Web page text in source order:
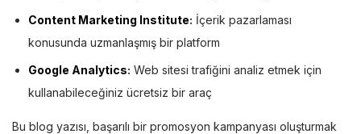
Content Marketing Institute: İçerik pazarlaması
konusunda uzmanlaşmış bir platform
Google Analytics: Web sitesi trafiğini analiz etmek için
kullanabileceğiniz ücretsiz bir araç
Bu blog yazısı, başarılı bir promosyon kampanyası oluşturmak